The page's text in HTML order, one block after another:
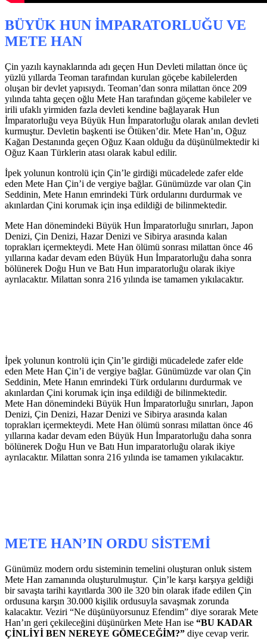
BÜYÜK HUN İMPARATORLUĞU VE
METE HAN
Çin yazılı kaynaklarında adı geçen Hun Devleti milattan önce üç
yüzlü yıllarda Teoman tarafından kurulan göçebe kabilelerden
oluşan bir devlet yapısıydı. Teoman’dan sonra milattan önce 209
yılında tahta geçen oğlu Mete Han tarafından göçeme kabileler ve
irili ufaklı yirmiden fazla devleti kendine bağlayarak Hun
İmparatorluğu veya Büyük Hun İmparatorluğu olarak anılan devleti
kurmuştur. Devletin başkenti ise Ötüken’dir. Mete Han’ın, Oğuz
Kağan Destanında geçen Oğuz Kaan olduğu da düşünülmektedir ki
Oğuz Kaan Türklerin atası olarak kabul edilir.
İpek yolunun kontrolü için Çin’le girdiği mücadelede zafer elde
eden Mete Han Çin’i de vergiye bağlar. Günümüzde var olan Çin
Seddinin, Mete Hanın emrindeki Türk ordularını durdurmak ve
akınlardan Çini korumak için inşa edildiği de bilinmektedir.
Mete Han dönemindeki Büyük Hun İmparatorluğu sınırları, Japon
Denizi, Çin Denizi, Hazar Denizi ve Sibirya arasında kalan
toprakları içermekteydi. Mete Han ölümü sonrası milattan önce 46
yıllarına kadar devam eden Büyük Hun İmparatorluğu daha sonra
bölünerek Doğu Hun ve Batı Hun imparatorluğu olarak ikiye
ayrılacaktır. Milattan sonra 216 yılında ise tamamen yıkılacaktır.
İpek yolunun kontrolü için Çin’le girdiği mücadelede zafer elde
eden Mete Han Çin’i de vergiye bağlar. Günümüzde var olan Çin
Seddinin, Mete Hanın emrindeki Türk ordularını durdurmak ve
akınlardan Çini korumak için inşa edildiği de bilinmektedir.
Mete Han dönemindeki Büyük Hun İmparatorluğu sınırları, Japon
Denizi, Çin Denizi, Hazar Denizi ve Sibirya arasında kalan
toprakları içermekteydi. Mete Han ölümü sonrası milattan önce 46
yıllarına kadar devam eden Büyük Hun İmparatorluğu daha sonra
bölünerek Doğu Hun ve Batı Hun imparatorluğu olarak ikiye
ayrılacaktır. Milattan sonra 216 yılında ise tamamen yıkılacaktır.
METE HAN’IN ORDU SİSTEMİ
Günümüz modern ordu sisteminin temelini oluşturan onluk sistem
Mete Han zamanında oluşturulmuştur. Çin’le karşı karşıya geldiği
bir savaşta tarihi kayıtlarda 300 ile 320 bin olarak ifade edilen Çin
ordusuna karşın 30.000 kişilik ordusuyla savaşmak zorunda
kalacaktır. Veziri “Ne düşünüyorsunuz Efendim” diye sorarak Mete
Han’ın geri çekileceğini düşünürken Mete Han ise “BU KADAR
ÇİNLİYİ BEN NEREYE GÖMECEĞİM?” diye cevap verir.